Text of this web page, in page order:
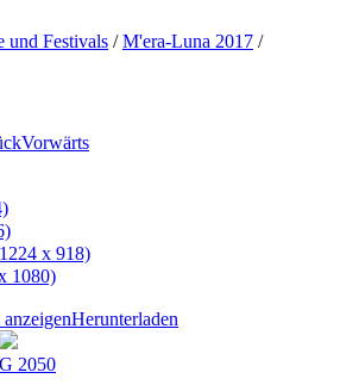
und Festivals /M'era-Luna 2017 /
Vorwärts
x 918)
1080)
Herunterladen